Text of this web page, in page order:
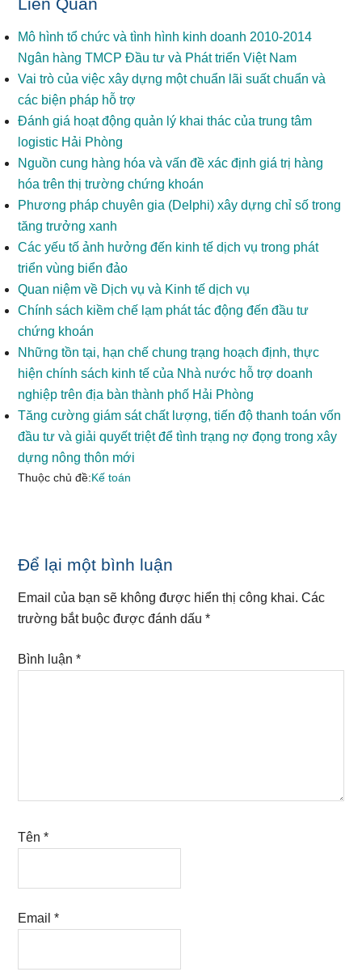
Mô hình tổ chức và tình hình kinh doanh 2010-2014
Ngân hàng TMCP Đầu tư và Phát triển Việt Nam
Vai trò của việc xây dựng một chuẩn lãi suất chuẩn và
các biện pháp hỗ trợ
Đánh giá hoạt động quản lý khai thác của trung tâm
logistic Hải Phòng
Nguồn cung hàng hóa và vấn đề xác định giá trị hàng
hóa trên thị trường chứng khoán
Phương pháp chuyên gia (Delphi) xây dựng chỉ số trong
tăng trưởng xanh
Các yếu tố ảnh hưởng đến kinh tế dịch vụ trong phát
triển vùng biển đảo
Quan niệm về Dịch vụ và Kinh tế dịch vụ
Chính sách kiềm chế lạm phát tác động đến đầu tư
chứng khoán
Những tồn tại, hạn chế chung trạng hoạch định, thực
hiện chính sách kinh tế của Nhà nước hỗ trợ doanh
nghiệp trên địa bàn thành phố Hải Phòng
Tăng cường giám sát chất lượng, tiến độ thanh toán vốn
đầu tư và giải quyết triệt để tình trạng nợ đọng trong xây
dựng nông thôn mới
Thuộc chủ đề:Kế toán
Reader
Interactions
Để lại một bình luận
Email của bạn sẽ không được hiển thị công khai. Các
trường bắt buộc được đánh dấu*
Bình luận*
Tên*
Email*